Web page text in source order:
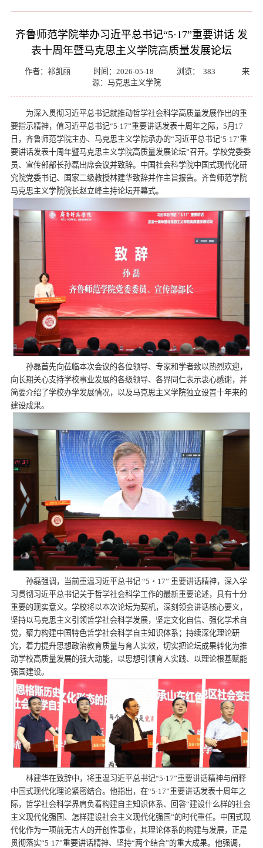
齐鲁师范学院举办习近平总书记“5·17”重要讲话 发
表十周年暨马克思主义学院高质量发展论坛
作者：祁凯丽 时间：2026-05-18 浏览： 383
来
源：马克思主义学院
为深入贯彻习近平总书记就推动哲学社会科学高质量发展作出的重
要指示精神，值习近平总书记“5·17”重要讲话发表十周年之际，5月17
日，齐鲁师范学院主办、马克思主义学院承办的“习近平总书记‘5·17’重
要讲话发表十周年暨马克思主义学院高质量发展论坛”召开。学校党委委
员、宣传部部长孙磊出席会议并致辞。中国社会科学院中国式现代化研
究院党委书记、国家二级教授林建华致辞并作主旨报告。齐鲁师范学院
马克思主义学院院长赵立峰主持论坛开幕式。
孙磊首先向莅临本次会议的各位领导、专家和学者致以热烈欢迎，
向长期关心支持学校事业发展的各级领导、各界同仁表示衷心感谢，并
简要介绍了学校办学发展情况，以及马克思主义学院独立设置十年来的
建设成果。
孙磊强调，当前重温习近平总书记 “5・17” 重要讲话精神，深入学
习贯彻习近平总书记关于哲学社会科学工作的最新重要论述，具有十分
重要的现实意义。学校将以本次论坛为契机，深刻领会讲话核心要义，
坚持以马克思主义引领哲学社会科学发展，坚定文化自信、强化学术自
觉，聚力构建中国特色哲学社会科学自主知识体系；持续深化理论研
究，着力提升思想政治教育质量与育人实效，切实把论坛成果转化为推
动学校高质量发展的强大动能，以思想引领育人实践、以理论根基赋能
强国建设。
林建华在致辞中，将重温习近平总书记“5·17”重要讲话精神与阐释
中国式现代化理论紧密结合。他指出，在“5·17”重要讲话发表十周年之
际，哲学社会科学界肩负着构建自主知识体系、回答“建设什么样的社会
主义现代化强国、怎样建设社会主义现代化强国”的时代重任。中国式现
代化作为一项前无古人的开创性事业，其理论体系的构建与发展，正是
贯彻落实“5·17”重要讲话精神、坚持“两个结合”的重大成果。他强调，